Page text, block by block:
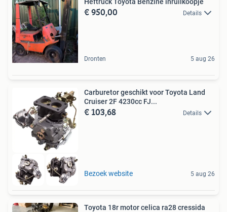
€ 950,00 Details
Dronten 5 aug 26
Carburetor geschikt voor Toyota Land
Cruiser 2F 4230cc FJ...
€ 103,68 Details
Bezoek website 5 aug 26
Toyota 18r motor celica ra28 cressida